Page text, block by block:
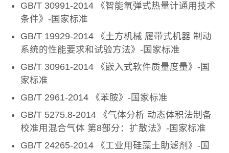
GB/T 30991-2014 《智能氧弹式热量计通用技术
条件》-国家标准
GB/T 19929-2014 《土方机械 履带式机器 制动
系统的性能要求和试验方法》-国家标准
GB/T 30961-2014 《嵌入式软件质量度量》-国
家标准
GB/T 2961-2014 《苯胺》-国家标准
GB/T 5275.8-2014 《气体分析 动态体积法制备
校准用混合气体 第8部分：扩散法》-国家标准
GB/T 24265-2014 《工业用硅藻土助滤剂》-国